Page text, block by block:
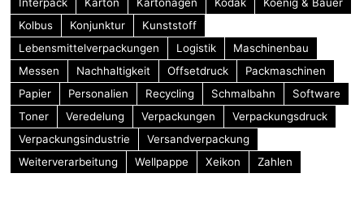
Kolbus
Konjunktur
Kunststoff
Lebensmittelverpackungen
Logistik
Maschinenbau
Messen
Nachhaltigkeit Offsetdruck
Packmaschinen
Papier
Personalien Recycling Schmalbahn
Software
Toner
Veredelung Verpackungen
Verpackungsdruck
Verpackungsindustrie
Versandverpackung
Weiterverarbeitung
Wellpappe Xeikon Zahlen